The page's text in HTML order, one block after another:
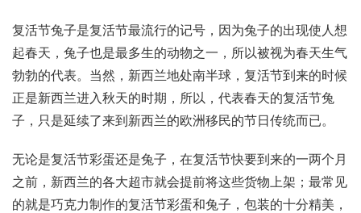
复活节兔子是复活节最流行的记号，因为兔子的出现使人想
起春天，兔子也是最多生的动物之一，所以被视为春天生气
勃勃的代表。当然，新西兰地处南半球，复活节到来的时候
正是新西兰进入秋天的时期，所以，代表春天的复活节兔
子，只是延续了来到新西兰的欧洲移民的节日传统而已。
无论是复活节彩蛋还是兔子，在复活节快要到来的一两个月
之前，新西兰的各大超市就会提前将这些货物上架；最常见
的就是巧克力制作的复活节彩蛋和兔子，包装的十分精美，